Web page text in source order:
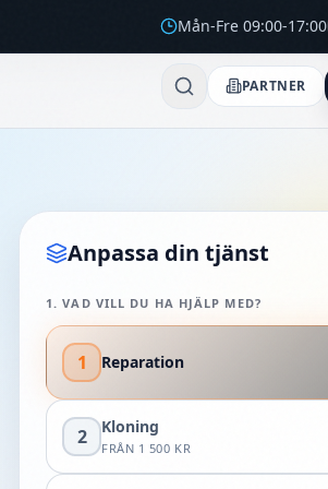
Mån-Fre 09:00-17:00
PARTNER
Anpassa din tjänst
1.VAD VILL DU HA HJÄLP MED?
1 Reparation
2 Kloning
FRÅN 1 500 KR